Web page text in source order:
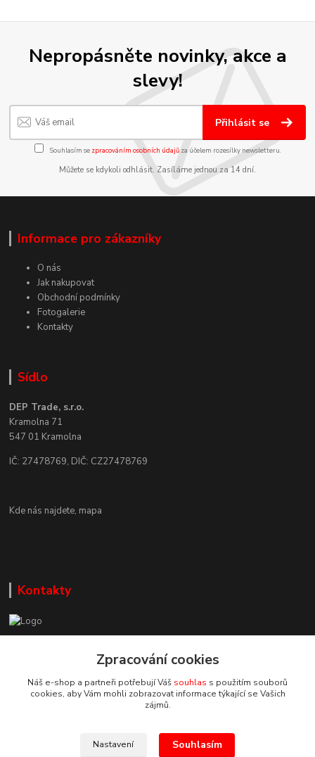
Nepropásněte novinky, akce a
slevy!
Přihlásit se
Souhlasím se zpracováním osobních údajůza účelem rozesílky newsletteru.
Můžete se kdykoli odhlásit. Zasíláme jednou za 14 dní.
Informace pro zákazníky
O nás
Jak nakupovat
Obchodní podmínky
Fotogalerie
Kontakty
Sídlo
DEP Trade, s.r.o.
Kramolna 71
547 01 Kramolna
IČ: 27478769, DIČ: CZ27478769
Kde nás najdete, mapa
Kontakty
+420 777 085 857
info@deptrade.cz
Zpracování cookies
Náš e-shop a partneři potřebují Váš souhlas s použitím souborů
cookies, aby Vám mohli zobrazovat informace týkající se Vašich
zájmů.
Nastavení Souhlasím